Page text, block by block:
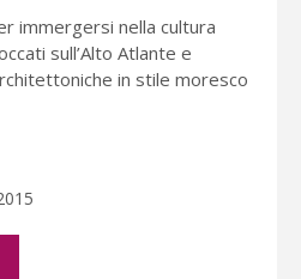
immergersi nella cultura
sull’Alto Atlante e
in stile moresco